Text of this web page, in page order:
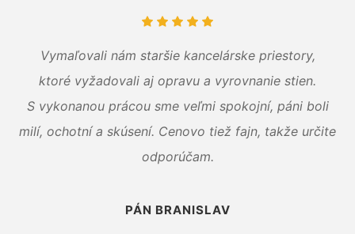
Vymaľovali nám staršie kancelárske priestory,
ktoré vyžadovali aj opravu a vyrovnanie stien.
S vykonanou prácou sme veľmi spokojní, páni boli
milí, ochotní a skúsení. Cenovo tiež fajn, takže určite
odporúčam.
PÁN BRANISLAV